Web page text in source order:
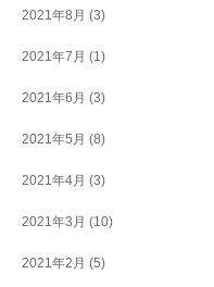
2021年8月 (3)
2021年7月 (1)
2021年6月 (3)
2021年5月 (8)
2021年4月 (3)
2021年3月 (10)
2021年2月 (5)